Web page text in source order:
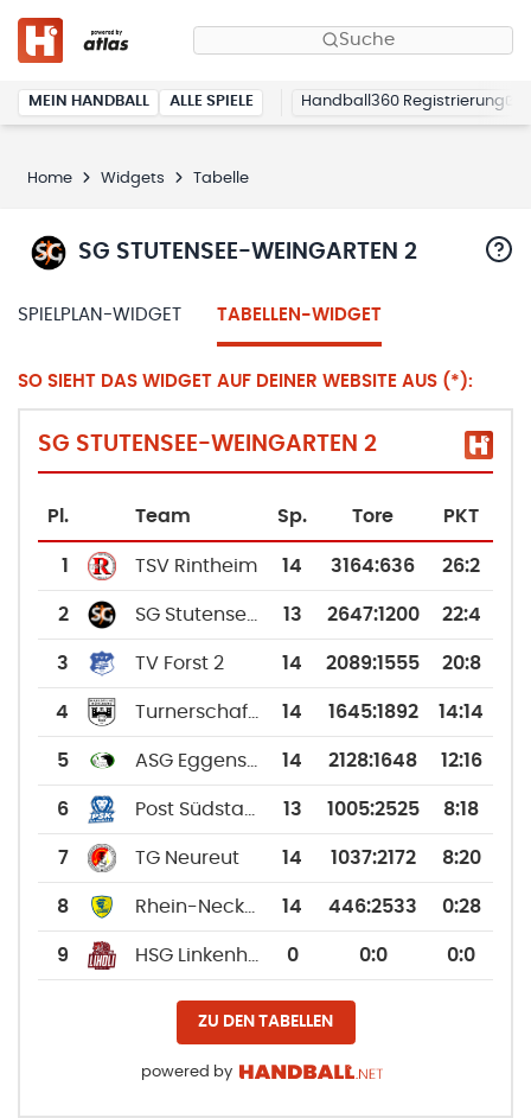
Suche
MEIN HANDBALL ALLE SPIELE Handball360 Registrierung
Home Widgets Tabelle
SG STUTENSEE-WEINGARTEN 2
SPIELPLAN-WIDGET TABELLEN-WIDGET
SO SIEHT DAS WIDGET AUF DEINER WEBSITE AUS (*):
SG STUTENSEE-WEINGARTEN 2
Pl. Team Sp. Tore PKT
1 TSV Rintheim 14 3164:636 26:2
2 13 2647:1200 22:4
3 TV Forst 2 14 2089:1555 20:8
4 14 1645:1892 14:14
5 14 2128:1648 12:16
6 13 1005:2525 8:18
7 TG Neureut 14 1037:2172 8:20
8 14 446:2533 0:28
9 0 0:0 0:0
ZU DEN TABELLEN
powered by